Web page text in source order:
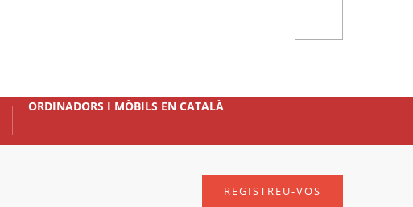
ORDINADORS I MÒBILS EN CATALÀ
REGISTREU-VOS